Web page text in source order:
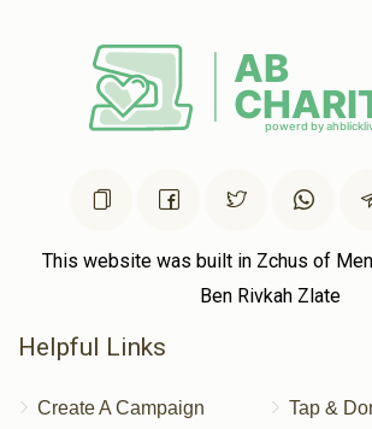
This website was built in Zchus of
Ben Rivkah Zlate
Helpful Links
Create A Campaign
Tap &